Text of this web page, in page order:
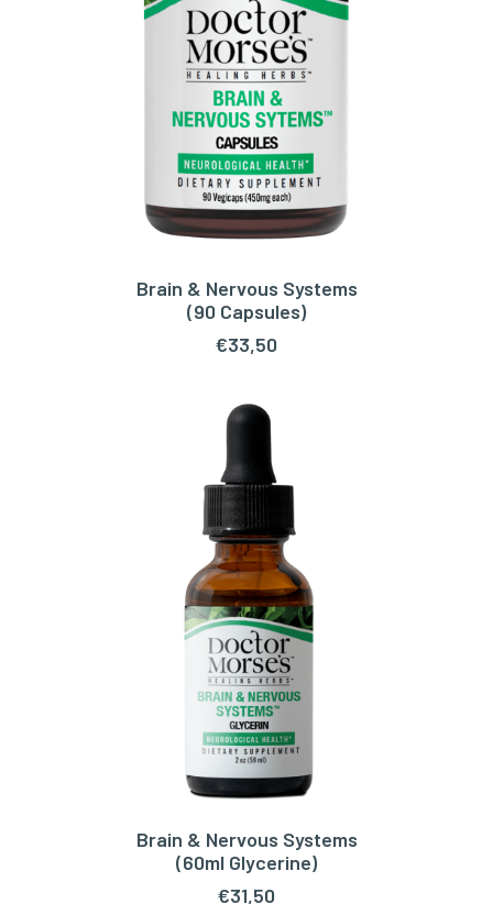
TOEVOEGEN AAN WINKELWAGEN
Brain & Nervous Systems
(90 Capsules)
€33,50
TOEVOEGEN AAN WINKELWAGEN
Brain & Nervous Systems
(60ml Glycerine)
€31,50